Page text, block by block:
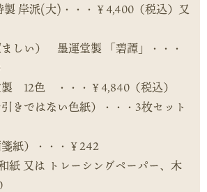
岸派(大)・・・￥4,400（税込）又
しい） 墨運堂製 「碧譚」・・・
12色 ・・・￥4,840（税込）
きではない色紙）・・・3枚セット
紙）・・・￥242
紙 又は トレーシングペーパー、木